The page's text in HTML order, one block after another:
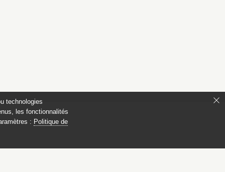
technologies
les fonctionnalités
: Politique de